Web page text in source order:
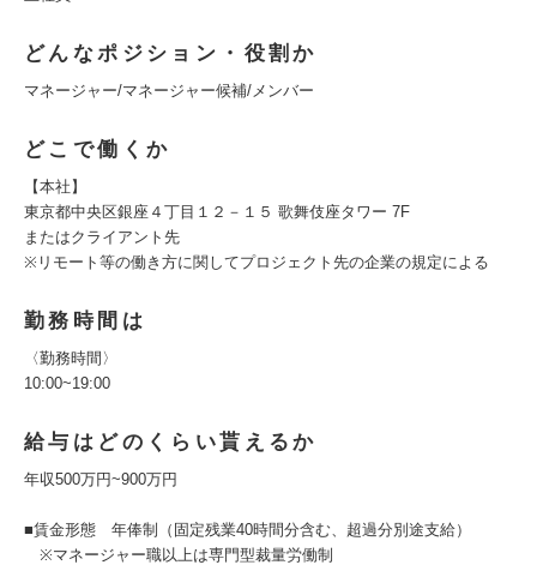
どんなポジション・役割か
マネージャー/マネージャー候補/メンバー
どこで働くか
【本社】
東京都中央区銀座４丁目１２－１５ 歌舞伎座タワー 7F
またはクライアント先
※リモート等の働き方に関してプロジェクト先の企業の規定による
勤務時間は
〈勤務時間〉
10:00~19:00
給与はどのくらい貰えるか
年収500万円~900万円
■賃金形態 年俸制（固定残業40時間分含む、超過分別途支給）
※マネージャー職以上は専門型裁量労働制